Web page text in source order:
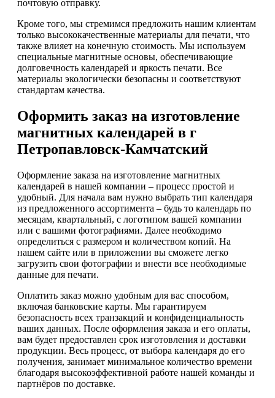
почтовую отправку.
Кроме того, мы стремимся предложить нашим клиентам
только высококачественные материалы для печати, что
также влияет на конечную стоимость. Мы используем
специальные магнитные основы, обеспечивающие
долговечность календарей и яркость печати. Все
материалы экологически безопасны и соответствуют
стандартам качества.
Оформить заказ на изготовление
магнитных календарей в г
Петропавловск-Камчатский
Оформление заказа на изготовление магнитных
календарей в нашей компании – процесс простой и
удобный. Для начала вам нужно выбрать тип календаря
из предложенного ассортимента – будь то календарь по
месяцам, квартальный, с логотипом вашей компании
или с вашими фотографиями. Далее необходимо
определиться с размером и количеством копий. На
нашем сайте или в приложении вы сможете легко
загрузить свои фотографии и внести все необходимые
данные для печати.
Оплатить заказ можно удобным для вас способом,
включая банковские карты. Мы гарантируем
безопасность всех транзакций и конфиденциальность
ваших данных. После оформления заказа и его оплаты,
вам будет предоставлен срок изготовления и доставки
продукции. Весь процесс, от выбора календаря до его
получения, занимает минимальное количество времени
благодаря высокоэффективной работе нашей команды и
партнёров по доставке.